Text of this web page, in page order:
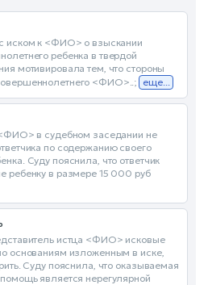
иском к <ФИО> о взыскании
ребенка в твердой
мотивировала тем, что стороны
<ФИО>..; еще...
<ФИО> в судебном заседании не
по содержанию своего
Суду пояснила, что ответчик
ребенку в размере 15 000 руб
истца <ФИО> исковые
основаниям изложенным в иске,
Суду пояснила, что оказываемая
является нерегулярной